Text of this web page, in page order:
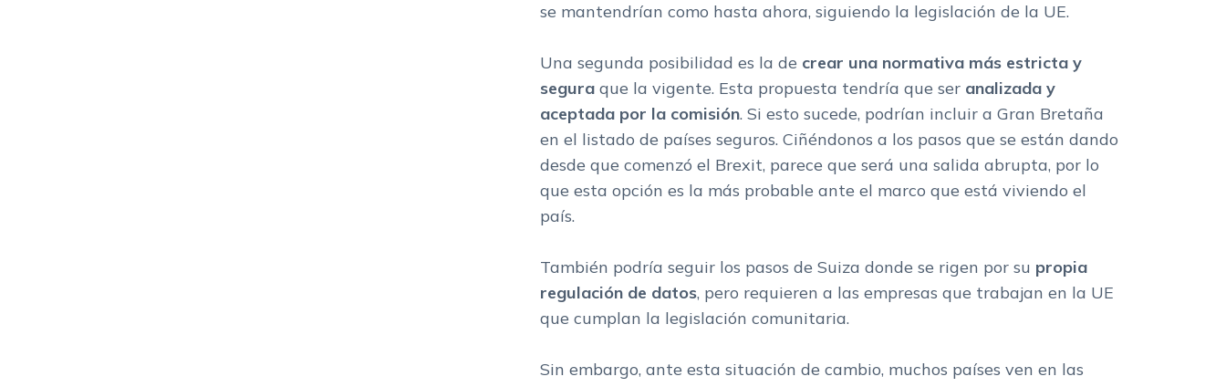
se mantendrían como hasta ahora, siguiendo la legislación de la UE.
Una segunda posibilidad es la de crear una normativa más estricta y
segura que la vigente. Esta propuesta tendría que ser analizada y
aceptada por la comisión. Si esto sucede, podrían incluir a Gran Bretaña
en el listado de países seguros. Ciñéndonos a los pasos que se están dando
desde que comenzó el Brexit, parece que será una salida abrupta, por lo
que esta opción es la más probable ante el marco que está viviendo el
país.
También podría seguir los pasos de Suiza donde se rigen por su propia
regulación de datos, pero requieren a las empresas que trabajan en la UE
que cumplan la legislación comunitaria.
Sin embargo, ante esta situación de cambio, muchos países ven en las